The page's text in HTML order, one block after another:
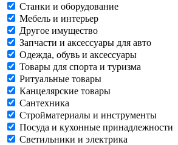
Станки и оборудование
Мебель и интерьер
Другое имущество
Запчасти и аксессуары для авто
Одежда, обувь и аксессуары
Товары для спорта и туризма
Ритуальные товары
Канцелярские товары
Сантехника
Стройматериалы и инструменты
Посуда и кухонные принадлежности
Светильники и электрика